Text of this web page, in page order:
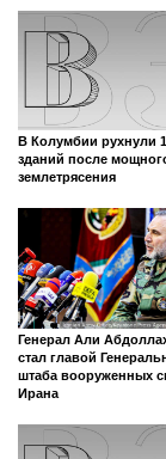
В Колумбии рухнули
зданий после
землетрясения
Генерал Али
стал главой
штаба вооруженных
Ирана